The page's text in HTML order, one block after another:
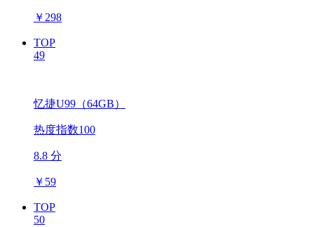
￥ 298
TOP
49
忆捷U99（64GB）
热度指数100
8.8 分
￥ 59
TOP
50